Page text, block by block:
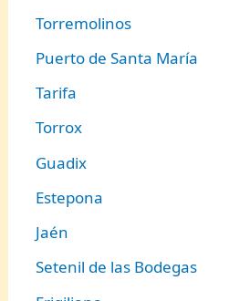
Torremolinos
Puerto de Santa María
Tarifa
Torrox
Guadix
Estepona
Jaén
Setenil de las Bodegas